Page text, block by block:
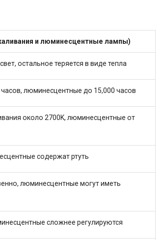
и люминесцентные лампы)
остальное теряется в виде тепла
люминесцентные до 15,000 часов
около 2700K, люминесцентные от
содержат ртуть
люминесцентные могут иметь
сложнее регулируются